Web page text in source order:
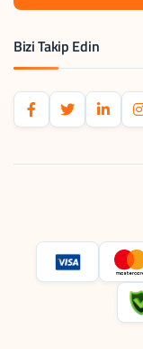
Bizi Takip Edin